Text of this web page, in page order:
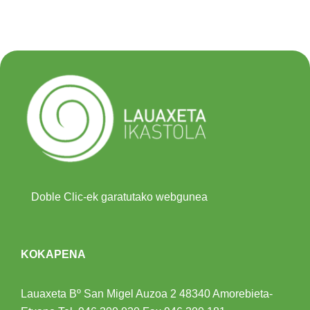
Doble Clic-ek garatutako webgunea
KOKAPENA
Lauaxeta Bº San Migel Auzoa 2 48340 Amorebieta-